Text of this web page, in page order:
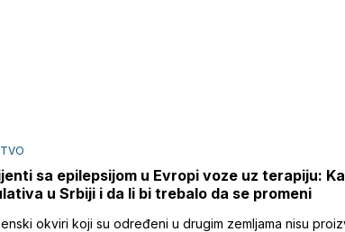
sa epilepsijom u Evropi voze uz terapiju:
u Srbiji i da li bi trebalo da se promeni
okviri koji su određeni u drugim zemljama nisu